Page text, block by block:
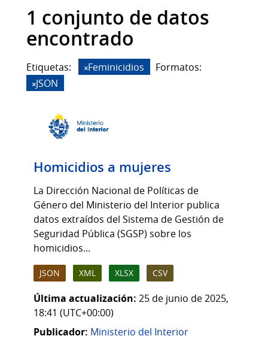
1 conjunto de datos
encontrado
Etiquetas: Feminicidios
Formatos:
JSON
Homicidios a mujeres
La Dirección Nacional de Políticas de
Género del Ministerio del Interior publica
datos extraídos del Sistema de Gestión de
Seguridad Pública (SGSP) sobre los
homicidios...
JSON XML XLSX CSV
Última actualización: 25 de junio de 2025,
18:41 (UTC+00:00)
Publicador: Ministerio del Interior